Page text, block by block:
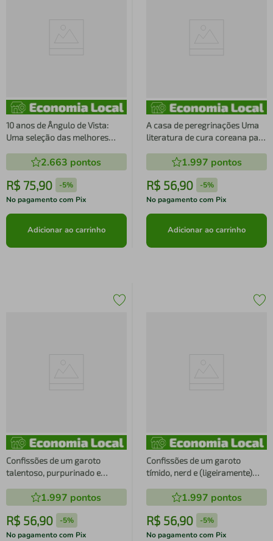
10 anos de Ângulo de Vista:
Uma seleção das melhores
2.663 pontos
R$ 75,90 -5%
No pagamento com Pix
Adicionar ao carrinho
A casa de peregrinações Uma
literatura de cura coreana para
1.997 pontos
R$ 56,90 -5%
No pagamento com Pix
Adicionar ao carrinho
Confissões de um garoto
talentoso, purpurinado e
Nova edição1.997 pontos
R$ 56,90 -5%
No pagamento com Pix
Confissões de um garoto
tímido, nerd e (ligeiramente)
1.997 pontos
R$ 56,90 -5%
No pagamento com Pix